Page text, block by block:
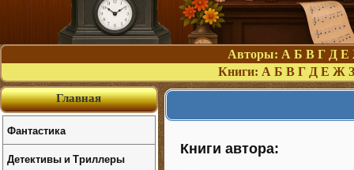
Авторы: А Б В Г Д Е
Книги: А Б В Г Д Е Ж З
Книги автора:
Главная
Фантастика
Детективы и Триллеры